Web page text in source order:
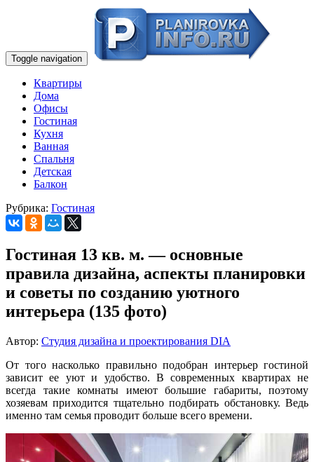
Toggle navigation
Квартиры
Дома
Офисы
Гостиная
Кухня
Ванная
Спальня
Детская
Балкон
Рубрика: Гостиная
Гостиная 13 кв. м. — основные
правила дизайна, аспекты планировки
и советы по созданию уютного
интерьера (135 фото)
Автор: Студия дизайна и проектирования DIA
От того насколько правильно подобран интерьер гостиной
зависит ее уют и удобство. В современных квартирах не
всегда такие комнаты имеют большие габариты, поэтому
хозяевам приходится тщательно подбирать обстановку. Ведь
именно там семья проводит больше всего времени.